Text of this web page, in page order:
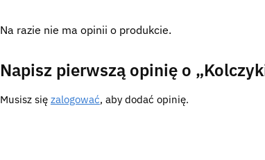
Na razie nie ma opinii o produkcie.
Napisz pierwszą opinię o
Musisz się zalogować, aby dodać opinię.